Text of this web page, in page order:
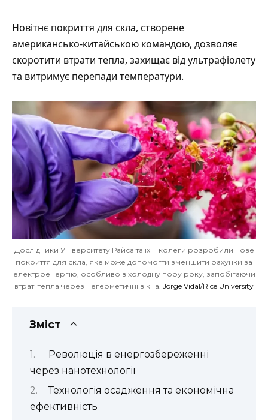
Новітнє покриття для скла, створене
американсько-китайською командою, дозволяє
скоротити втрати тепла, захищає від ультрафіолету
та витримує перепади температури.
Дослідники Університету Райса та їхні колеги розробили нове
покриття для скла, яке може допомогти зменшити рахунки за
електроенергію, особливо в холодну пору року, запобігаючи
втраті тепла через негерметичні вікна. Jorge Vidal/Rice University
Зміст
Революція в енергозбереженні
через нанотехнології
Технологія осадження та економічна
ефективність